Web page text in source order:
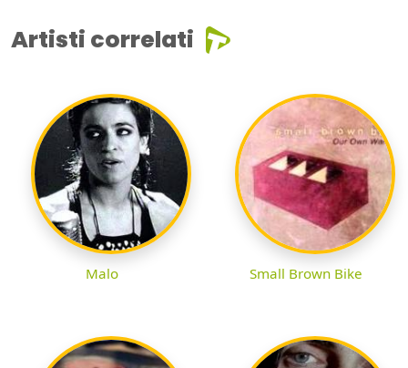
Artisti correlati
Malo Small Brown Bike